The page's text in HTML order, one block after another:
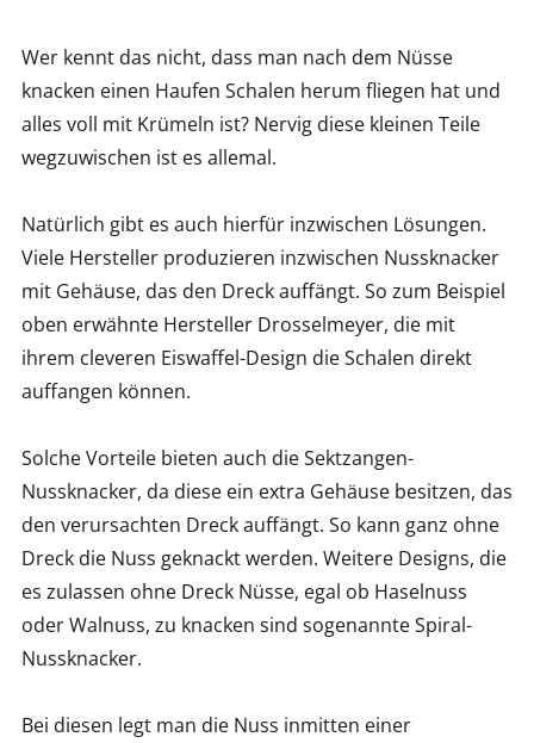
Wer kennt das nicht, dass man nach dem Nüsse
knacken einen Haufen Schalen herum fliegen hat und
alles voll mit Krümeln ist? Nervig diese kleinen Teile
wegzuwischen ist es allemal.
Natürlich gibt es auch hierfür inzwischen Lösungen.
Viele Hersteller produzieren inzwischen Nussknacker
mit Gehäuse, das den Dreck auffängt. So zum Beispiel
oben erwähnte Hersteller Drosselmeyer, die mit
ihrem cleveren Eiswaffel-Design die Schalen direkt
auffangen können.
Solche Vorteile bieten auch die Sektzangen-
Nussknacker, da diese ein extra Gehäuse besitzen, das
den verursachten Dreck auffängt. So kann ganz ohne
Dreck die Nuss geknackt werden. Weitere Designs, die
es zulassen ohne Dreck Nüsse, egal ob Haselnuss
oder Walnuss, zu knacken sind sogenannte Spiral-
Nussknacker.
Bei diesen legt man die Nuss inmitten einer